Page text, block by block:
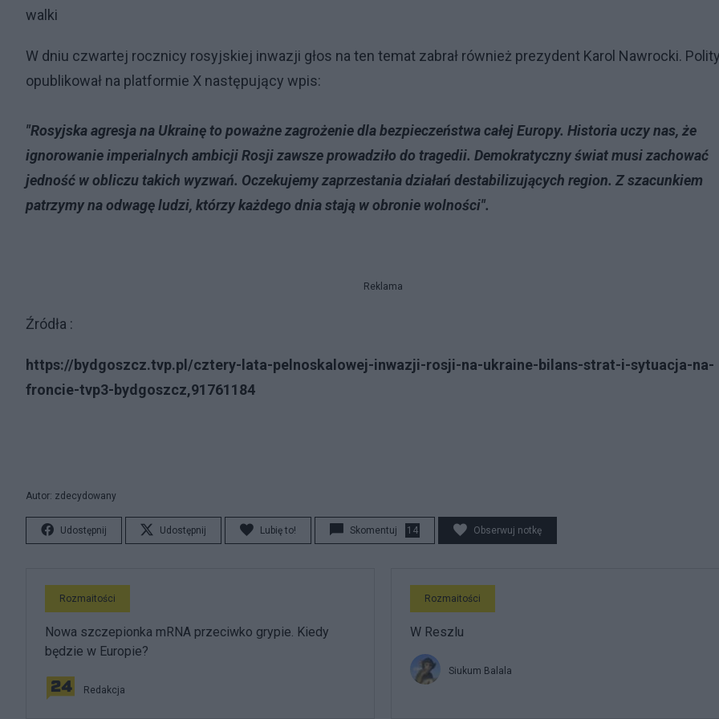
walki
W dniu czwartej rocznicy rosyjskiej inwazji głos na ten temat zabrał również prezydent Karol Nawrocki.
opublikował na platformie X następujący wpis:
"Rosyjska agresja na Ukrainę to poważne zagrożenie dla bezpieczeństwa całej Europy. Historia uczy nas, że
ignorowanie imperialnych ambicji Rosji zawsze prowadziło do tragedii. Demokratyczny świat musi zachować
jedność w obliczu takich wyzwań. Oczekujemy zaprzestania działań destabilizujących region. Z szacunkiem
patrzymy na odwagę ludzi, którzy każdego dnia stają w obronie wolności".
Reklama
Źródła :
https://bydgoszcz.tvp.pl/cztery-lata-pelnoskalowej-inwazji-rosji-na-ukraine-bilans-strat-i-sytuacja-na-
froncie-tvp3-bydgoszcz,91761184
Autor: zdecydowany
Udostępnij Udostępnij Lubię to! Skomentuj 14 Obserwuj notkę
Rozmaitości
Nowa szczepionka mRNA przeciwko grypie. Kiedy
będzie w Europie?
Redakcja
Rozmaitości
W Reszlu
Siukum Balala